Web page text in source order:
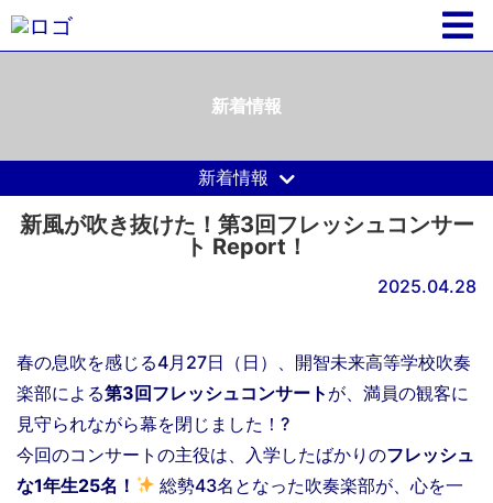
新着情報
新着情報
新風が吹き抜けた！第3回フレッシュコンサー
ト Report！
2025.04.28
春の息吹を感じる4月27日（日）、開智未来高等学校吹奏
楽部による第3回フレッシュコンサート が、満員の観客に
見守られながら幕を閉じました！?
今回のコンサートの主役は、入学したばかりのフレッシュ
な1年生25名！
総勢43名となった吹奏楽部が、心を一